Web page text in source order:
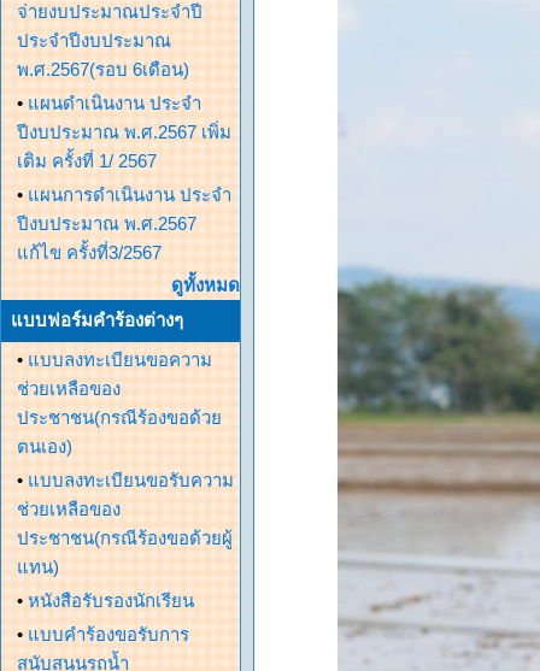
จ่ายงบประมาณประจำปี
ประจำปีงบประมาณ
พ.ศ.2567(รอบ 6เดือน)
• แผนดำเนินงาน ประจำ
ปีงบประมาณ พ.ศ.2567 เพิ่ม
เติม ครั้งที่ 1/ 2567
• แผนการดำเนินงาน ประจำ
ปีงบประมาณ พ.ศ.2567
แก้ไข ครั้งที่3/2567
ดูทั้งหมด
แบบฟอร์มคำร้องต่างๆ
• แบบลงทะเบียนขอความ
ช่วยเหลือของ
ประชาชน(กรณีร้องขอด้วย
ตนเอง)
• แบบลงทะเบียนขอรับความ
ช่วยเหลือของ
ประชาชน(กรณีร้องขอด้วยผู้
แทน)
• หนังสือรับรองนักเรียน
• แบบคำร้องขอรับการ
สนับสนุนรถน้ำ